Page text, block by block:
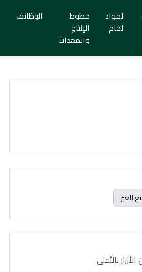
المواد
الخام
خطوط
الإنتاج
والمعدات
الوظائف
للغير
بالأعلى.